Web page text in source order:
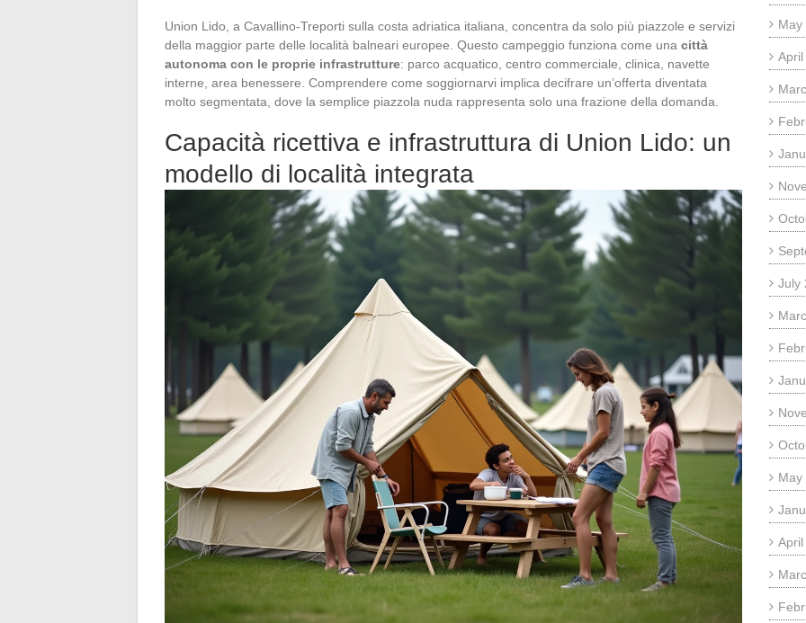
Union Lido, a Cavallino-Treporti sulla costa adriatica italiana, concentra da solo più piazzole e servizi
della maggior parte delle località balneari europee. Questo campeggio funziona come una città
autonoma con le proprie infrastrutture: parco acquatico, centro commerciale, clinica, navette
interne, area benessere. Comprendere come soggiornarvi implica decifrare un’offerta diventata
molto segmentata, dove la semplice piazzola nuda rappresenta solo una frazione della domanda.
Capacità ricettiva e infrastruttura di Union Lido: un
modello di località integrata
May
July
May